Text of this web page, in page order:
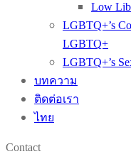
Low
LGBTQ+’s
LGBTQ+
LGBTQ+’s
บทความ
ติดต่อเรา
ไทย
Contact